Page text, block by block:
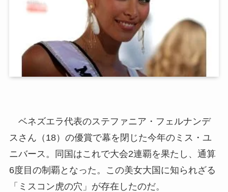
ベネズエラ代表のステファニア・フェルナンデ
スさん（18）の優賞で幕を閉じた今年のミス・ユ
ニバース。同国はこれで大会2連覇を果たし、通算
6度目の制覇となった。この美女大国に知られざる
「ミスコン虎の穴」が存在したのだ。